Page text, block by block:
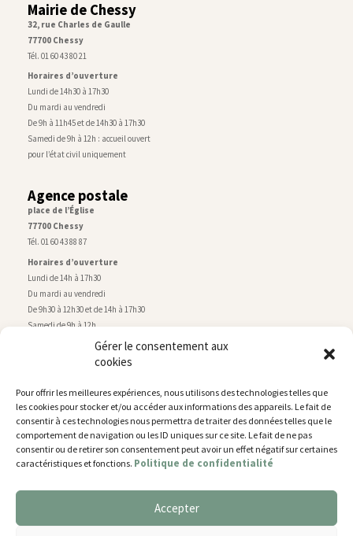
Gérer le consentement aux
cookies
Pour offrir les meilleures expériences, nous utilisons des technologies telles que
les cookies pour stocker et/ou accéder aux informations des appareils. Le fait de
consentir à ces technologies nous permettra de traiter des données telles que le
comportement de navigation ou les ID uniques sur ce site. Le fait de ne pas
consentir ou de retirer son consentement peut avoir un effet négatif sur certaines
caractéristiques et fonctions. Politique de confidentialité
Accepter
Mairie de Chessy
32, rue Charles de Gaulle
77700 Chessy
Tél. 01 60 43 80 21
Horaires d’ouverture
Lundi de 14h30 à 17h30
Du mardi au vendredi
De 9h à 11h45 et de 14h30 à 17h30
Samedi de 9h à 12h : accueil ouvert
pour l’état civil uniquement
Agence postale
place de l’Église
77700 Chessy
Tél. 01 60 43 88 87
Horaires d’ouverture
Lundi de 14h à 17h30
Du mardi au vendredi
De 9h30 à 12h30 et de 14h à 17h30
Samedi de 9h à 12h
Service technique
rue de Montry–77700 Chessy
Tél. 01 60 43 52 63
Horaires d’ouverture
Lundi, mardi et jeudi
De 9h à 11h45 et de 14h30 à 17h30
Nous utilisons des cookies pour vous offrir la meilleure